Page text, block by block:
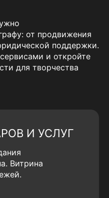
от продвижения
поддержки.
и откройте
для творчества
И УСЛУГ
Витрина